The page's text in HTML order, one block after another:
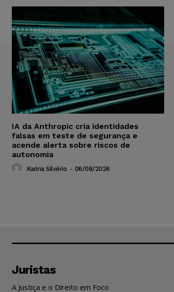
IA da Anthropic cria identidades
falsas em teste de segurança e
acende alerta sobre riscos de
autonomia
Karina Silvério - 06/08/2026
Juristas
A Justiça e o Direito em Foco